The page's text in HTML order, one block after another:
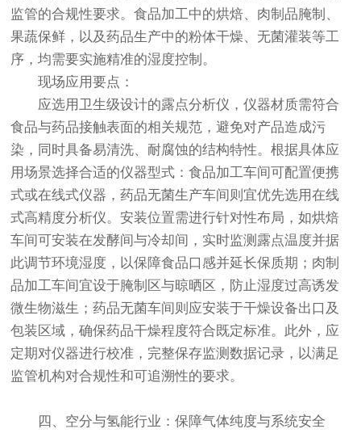
监管的合规性要求。食品加工中的烘焙、肉制品腌制、
果蔬保鲜，以及药品生产中的粉体干燥、无菌灌装等工
序，均需要实施精准的湿度控制。
现场应用要点：
应选用卫生级设计的露点分析仪，仪器材质需符合
食品与药品接触表面的相关规范，避免对产品造成污
染，同时具备易清洗、耐腐蚀的结构特性。根据具体应
用场景选择合适的仪器型式：食品加工车间可配置便携
式或在线式仪器，药品无菌生产车间则宜优先选用在线
式高精度分析仪。安装位置需进行针对性布局，如烘焙
车间可安装在发酵间与冷却间，实时监测露点温度并据
此调节环境湿度，以保障食品口感并延长保质期；肉制
品加工车间宜设于腌制区与晾晒区，防止湿度过高诱发
微生物滋生；药品无菌车间则应安装于干燥设备出口及
包装区域，确保药品干燥程度符合既定标准。此外，应
定期对仪器进行校准，完整保存监测数据记录，以满足
监管机构对合规性和可追溯性的要求。
四、空分与氢能行业：保障气体纯度与系统安全